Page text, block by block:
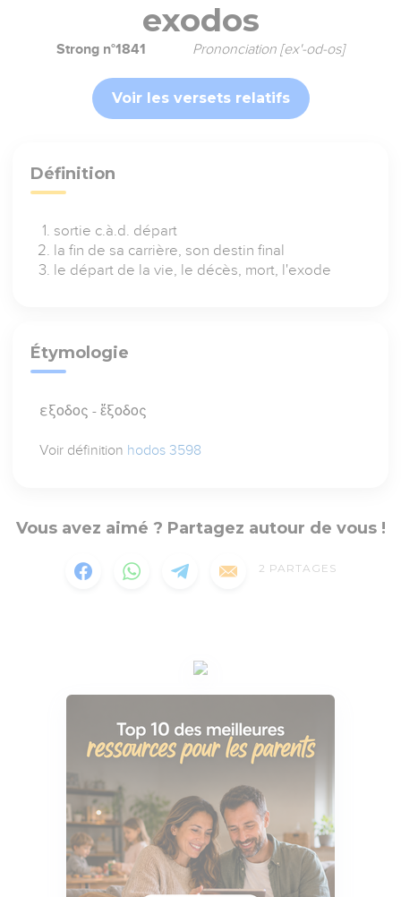
exodos
Strong n°1841 Prononciation [ex'-od-os]
Voir les versets relatifs
Définition
sortie c.à.d. départ
la fin de sa carrière, son destin final
le départ de la vie, le décès, mort, l'exode
Étymologie
εξοδος - ἔξοδος
Voir définition hodos 3598
Vous avez aimé ? Partagez autour de vous !
2 PARTAGES